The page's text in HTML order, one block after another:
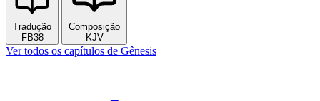
Tradução
FB38
Composição
KJV
Ver todos os capítulos de Gênesis